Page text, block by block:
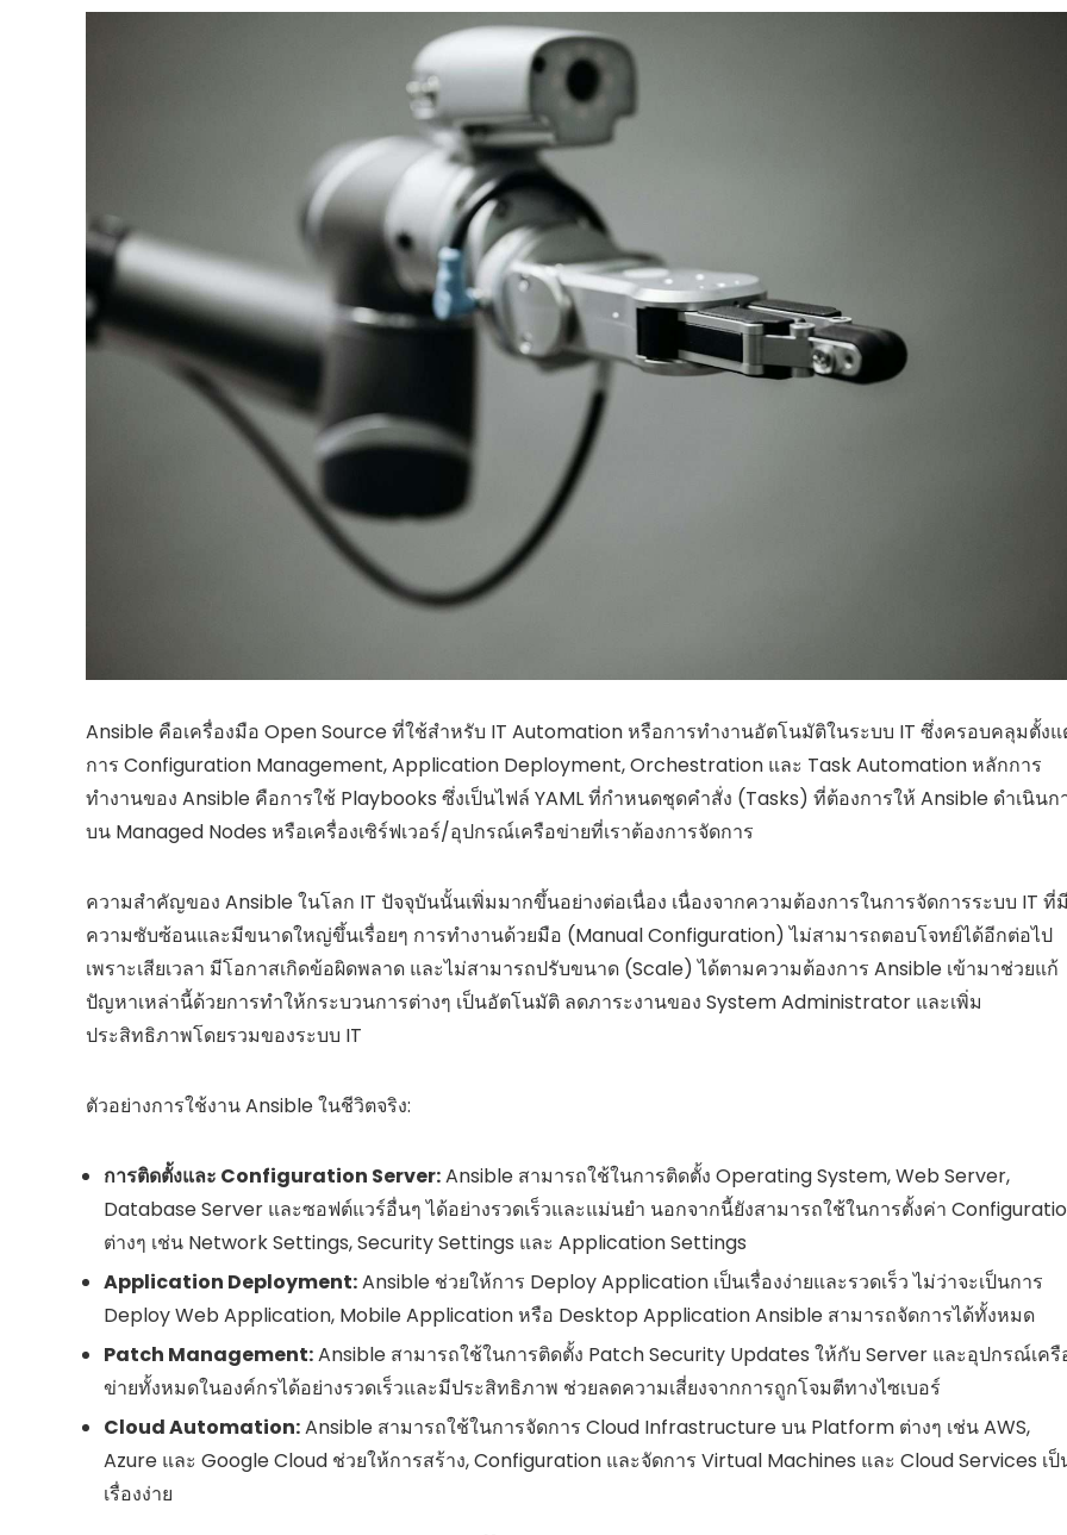
Ansible คือเครื่องมือ Open Source ที่ใช้สำหรับ IT Automation หรือการทำงานอัตโนมัติในระบบ IT ซึ่งครอบคลุมตั้ง
การ Configuration Management, Application Deployment, Orchestration และ Task Automation หลักการ
ทำงานของ Ansible คือการใช้ Playbooks ซึ่งเป็นไฟล์ YAML ที่กำหนดชุดคำสั่ง (Tasks) ที่ต้องการให้ Ansible ดำเนินก
บน Managed Nodes หรือเครื่องเซิร์ฟเวอร์/อุปกรณ์เครือข่ายที่เราต้องการจัดการ
ความสำคัญของ Ansible ในโลก IT ปัจจุบันนั้นเพิ่มมากขึ้นอย่างต่อเนื่อง เนื่องจากความต้องการในการจัดการระบบ IT ที่
ความซับซ้อนและมีขนาดใหญ่ขึ้นเรื่อยๆ การทำงานด้วยมือ (Manual Configuration) ไม่สามารถตอบโจทย์ได้อีกต่อไป
เพราะเสียเวลา มีโอกาสเกิดข้อผิดพลาด และไม่สามารถปรับขนาด (Scale) ได้ตามความต้องการ Ansible เข้ามาช่วยแก้
ปัญหาเหล่านี้ด้วยการทำให้กระบวนการต่างๆ เป็นอัตโนมัติ ลดภาระงานของ System Administrator และเพิ่ม
ประสิทธิภาพโดยรวมของระบบ IT
ตัวอย่างการใช้งาน Ansible ในชีวิตจริง:
การติดตั้งและ Configuration Server:Ansible สามารถใช้ในการติดตั้ง Operating System, Web Server,
Database Server และซอฟต์แวร์อื่นๆ ได้อย่างรวดเร็วและแม่นยำ นอกจากนี้ยังสามารถใช้ในการตั้งค่า
ต่างๆ เช่น Network Settings, Security Settings และ Application Settings
Application Deployment:Ansible ช่วยให้การ Deploy Application เป็นเรื่องง่ายและรวดเร็ว ไม่ว่าจะเป็นการ
Deploy Web Application, Mobile Application หรือ Desktop Application Ansible สามารถจัดการได้ทั้งหมด
Patch Management:Ansible สามารถใช้ในการติดตั้ง Patch Security Updates ให้กับ Server และอุปกรณ์เครื
ข่ายทั้งหมดในองค์กรได้อย่างรวดเร็วและมีประสิทธิภาพ ช่วยลดความเสี่ยงจากการถูกโจมตีทางไซเบอร์
Cloud Automation:Ansible สามารถใช้ในการจัดการ Cloud Infrastructure บน Platform ต่างๆ เช่น AWS,
Azure และ Google Cloud ช่วยให้การสร้าง, Configuration และจัดการ Virtual Machines และ Cloud Services เป็
เรื่องง่าย